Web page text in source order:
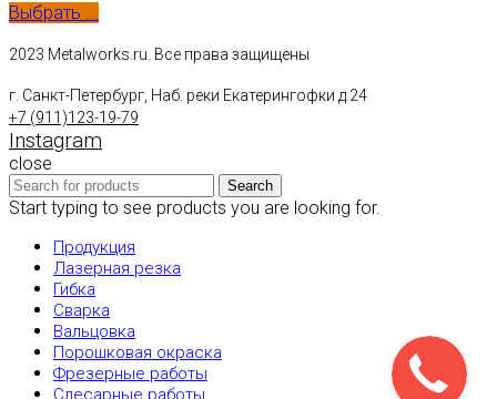
Выбрать ...
2023 Metalworks.ru. Все права защищены
г. Санкт-Петербург, Наб. реки Екатерингофки д.24
+7 (911)123-19-79
Instagram
close
Search
Start typing to see products you are looking for.
Продукция
Лазерная резка
Гибка
Сварка
Вальцовка
Порошковая окраска
Фрезерные работы
Слесарные работы